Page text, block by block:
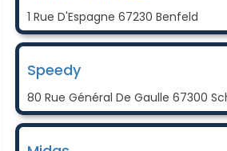
1 Rue D'Espagne 67230 Benfeld
Speedy
80 Rue Général De Gaulle 67300